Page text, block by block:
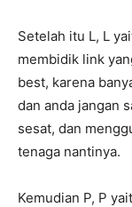
Setelah itu L, L
membidik link
best, karena
dan anda jangan
sesat, dan
tenaga nantinya.
Kemudian P, P